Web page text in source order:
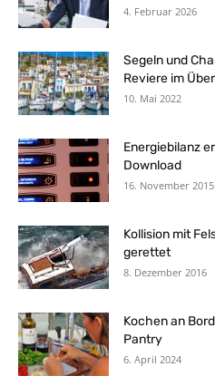
4. Februar 2026
Segeln und
Reviere im
10. Mai 2022
Energiebilanz
Download
16. November 2015
Kollision mit
gerettet
8. Dezember 2016
Kochen an
Pantry
6. April 2024